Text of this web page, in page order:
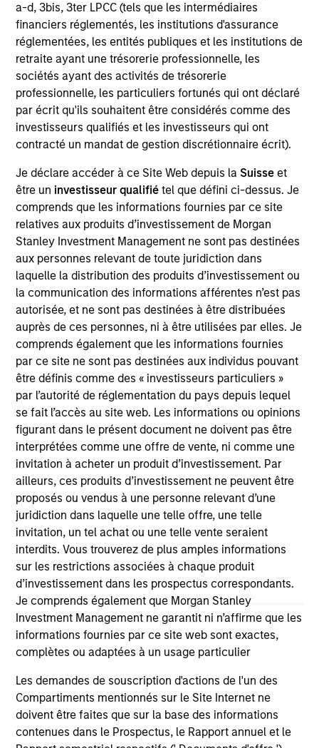
a-d, 3bis, 3ter LPCC (tels que les intermédiaires
financiers réglementés, les institutions d'assurance
réglementées, les entités publiques et les institutions de
retraite ayant une trésorerie professionnelle, les
sociétés ayant des activités de trésorerie
professionnelle, les particuliers fortunés qui ont déclaré
par écrit qu'ils souhaitent être considérés comme des
investisseurs qualifiés et les investisseurs qui ont
contracté un mandat de gestion discrétionnaire écrit).
Je déclare accéder à ce Site Web depuis la Suisse et
être un investisseur qualifiétel que défini ci-dessus. Je
comprends que les informations fournies par ce site
relatives aux produits d’investissement de Morgan
Stanley Investment Management ne sont pas destinées
aux personnes relevant de toute juridiction dans
laquelle la distribution des produits d’investissement ou
la communication des informations afférentes n’est pas
autorisée, et ne sont pas destinées à être distribuées
auprès de ces personnes, ni à être utilisées par elles. Je
comprends également que les informations fournies
par ce site ne sont pas destinées aux individus pouvant
être définis comme des « investisseurs particuliers »
par l’autorité de réglementation du pays depuis lequel
se fait l’accès au site web. Les informations ou opinions
figurant dans le présent document ne doivent pas être
interprétées comme une offre de vente, ni comme une
invitation à acheter un produit d’investissement. Par
ailleurs, ces produits d’investissement ne peuvent être
proposés ou vendus à une personne relevant d’une
juridiction dans laquelle une telle offre, une telle
invitation, un tel achat ou une telle vente seraient
interdits. Vous trouverez de plus amples informations
sur les restrictions associées à chaque produit
d’investissement dans les prospectus correspondants.
Je comprends également que Morgan Stanley
Investment Management ne garantit ni n’affirme que les
informations fournies par ce site web sont exactes,
complètes ou adaptées à un usage particulier
Les demandes de souscription d'actions de l'un des
Compartiments mentionnés sur le Site Internet ne
doivent être faites que sur la base des informations
contenues dans le Prospectus, le Rapport annuel et le
Invested on
Apr 2000
Transaction Type
First Institutional
Realization Date
Jan 2010
Constant Contact (NASDAQ:CTCT) develops e-mail
marketing solutions.
View Site
Investment Team
Morgan Stanley Expansion Capital
As of July 25, 2025. The above is provided for informational
and educational purposes only. There is no guarantee that
the investment mentioned resulted in positive performance
(for realized holdings), or will perform well in the future (for
current holdings). The trademarks and service marks above
are the property of their respective owners. The information
on this website has not been authorized, sponsored, or
otherwise approved by such owners. By clicking on any
links shown here, you agree that you are navigating to a
third party site. We are providing these hyperlinks to you
only as a convenience and the inclusion of any hyperlink is
not and does not imply any endorsement, approval,
investigation, verification or monitoring by us of any
information contained in any hyperlinked site. In no event
shall we be responsible for the information contained on
the site or your use of such site.